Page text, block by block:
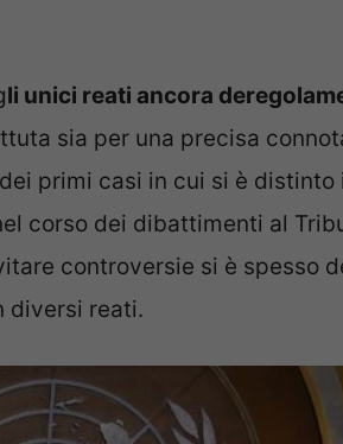
li unici reati ancora
sia per una precisa
primi casi in cui si è distinto
corso dei dibattimenti al
controversie si è spesso
diversi reati.